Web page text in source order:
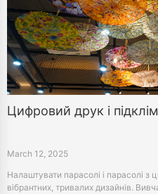
Цифровий друк і
March 12, 2025
Налаштувати парасолі і парасолі з
вібрантних, тривалих дизайнів.